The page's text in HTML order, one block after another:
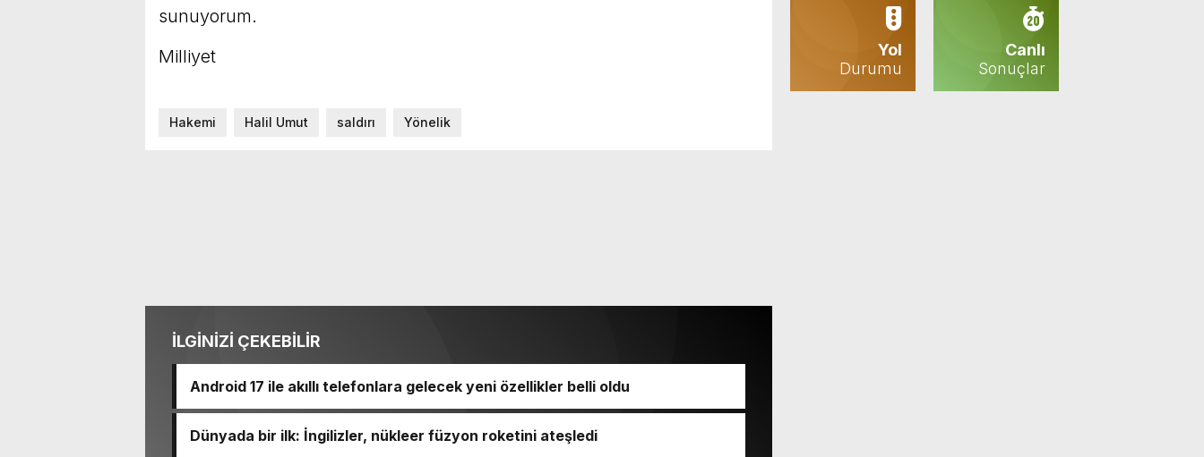
Yol
Durumu
Canlı
Sonuçlar
sunuyorum.
Milliyet
Hakemi Halil Umut saldırı Yönelik
İLGİNİZİ ÇEKEBİLİR
Android 17 ile akıllı telefonlara gelecek yeni özellikler belli oldu
Dünyada bir ilk: İngilizler, nükleer füzyon roketini ateşledi